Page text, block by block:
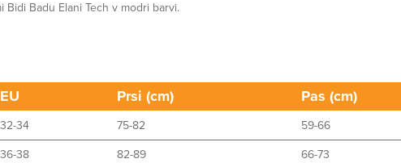
Badu Elani Tech v modri barvi.
EU Prsi (cm) Pas (cm)
32-34 75-82 59-66
36-38 82-89 66-73